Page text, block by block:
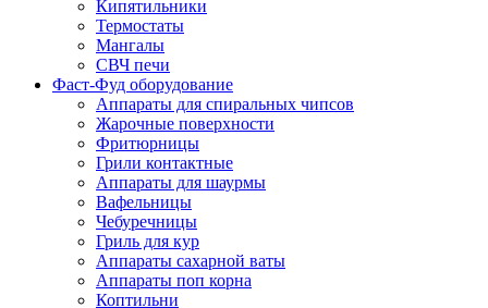
Кипятильники
Термостаты
Мангалы
СВЧ печи
Фаст-Фуд оборудование
Аппараты для спиральных чипсов
Жарочные поверхности
Фритюрницы
Грили контактные
Аппараты для шаурмы
Вафельницы
Чебуречницы
Гриль для кур
Аппараты сахарной ваты
Аппараты поп корна
Коптильни